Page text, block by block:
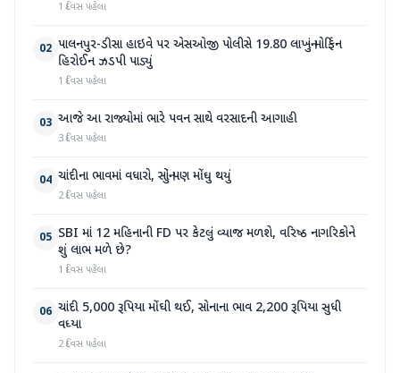
1 દિવસ પહેલા
02 પાલનપુર-ડીસા હાઇવે પર એસઓજી પોલીસે 19.80 લાખનું મોર્ફિન
હિરોઈન ઝડપી પાડ્યું
1 દિવસ પહેલા
03 આજે આ રાજ્યોમાં ભારે પવન સાથે વરસાદની આગાહી
3 દિવસ પહેલા
04 ચાંદીના ભાવમાં વધારો, સોનું પણ મોંઘુ થયું
2 દિવસ પહેલા
05 SBI માં 12 મહિનાની FD પર કેટલું વ્યાજ મળશે, વરિષ્ઠ નાગરિકોને
શું લાભ મળે છે?
1 દિવસ પહેલા
06 ચાંદી 5,000 રૂપિયા મોંઘી થઈ, સોનાના ભાવ 2,200 રૂપિયા સુધી
વધ્યા
2 દિવસ પહેલા